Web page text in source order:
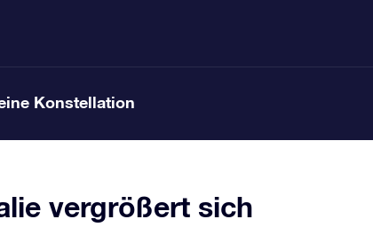
Konstellation
vergrößert sich